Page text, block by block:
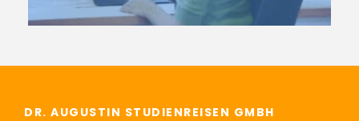
DR. AUGUSTIN STUDIENREISEN GMBH